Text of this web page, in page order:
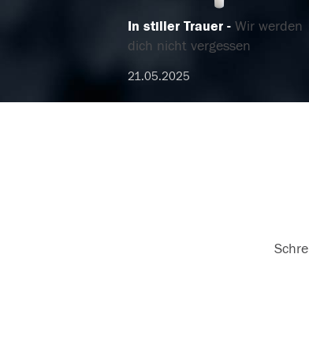
In stiller Trauer
Wir werden
dich nicht vergessen
21.05.2025